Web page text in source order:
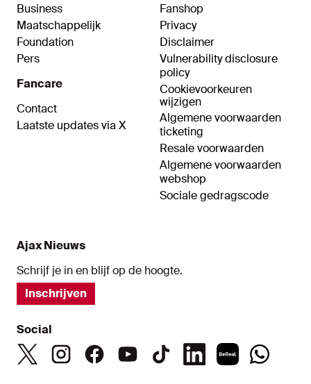
Business
Maatschappelijk
Foundation
Pers
Fancare
Contact
Laatste updates via X
Fanshop
Privacy
Disclaimer
Vulnerability disclosure
policy
Cookievoorkeuren
wijzigen
Algemene voorwaarden
ticketing
Resale voorwaarden
Algemene voorwaarden
webshop
Sociale gedragscode
Ajax Nieuws
Schrijf je in en blijf op de hoogte.
Inschrijven
Social